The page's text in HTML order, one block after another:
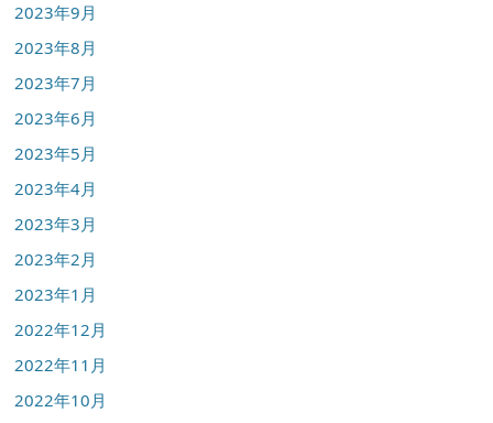
2023年9月
2023年8月
2023年7月
2023年6月
2023年5月
2023年4月
2023年3月
2023年2月
2023年1月
2022年12月
2022年11月
2022年10月